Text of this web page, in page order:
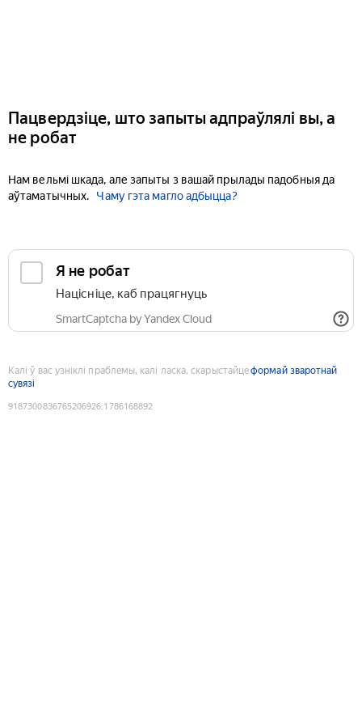
Пацвердзіце, што запыты адпраўлялі вы, а
не робат
Нам вельмі шкада, але запыты з вашай прылады падобныя да
аўтаматычных.
Чаму гэта магло адбыцца?
Я не робат
Націсніце, каб працягнуць
SmartCaptcha by Yandex Cloud
Калі ў вас узніклі праблемы, калі ласка, скарыстайцеформай зваротнай
сувязі
9187300836765206926:1786168892